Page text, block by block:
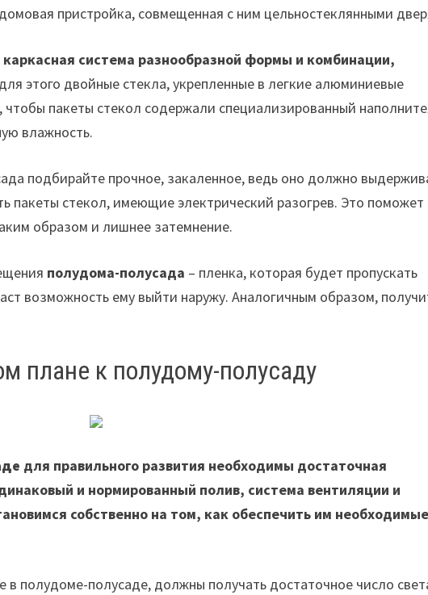
пристройка, совмещенная с ним цельностеклянными
система разнообразной формы и комбинации,
этого двойные стекла, укрепленные в легкие алюминиевые
пакеты стекол содержали специализированный
влажность.
подбирайте прочное, закаленное, ведь оно должно
пакеты стекол, имеющие электрический разогрев. Это поможет
образом и лишнее затемнение.
полудома-полусада – пленка, которая будет пропускать
возможность ему выйти наружу. Аналогичным образом,
плане к полудому-полусаду
для правильного развития необходимы достаточная
и нормированный полив, система вентиляции и
собственно на том, как обеспечить им необходимые
в полудоме-полусаде, должны получать достаточное число